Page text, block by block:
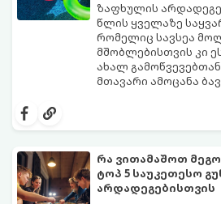
ზაფხულის
წლის ყველაზე
რომელიც სავსეა
მშობლებისთვის კი
ახალ
მთავარი ამოცანა
მიმართვაა.
ჯანსაღი რუტინა
აუცილებელია.
მარკეტფლეისი
დაგეხმარებათ. აქ
ინტერესის მქონე
იდეალური
რა ვითამაშოთ
ტოპ 5 საუკეთესო
არდადეგებისთვის